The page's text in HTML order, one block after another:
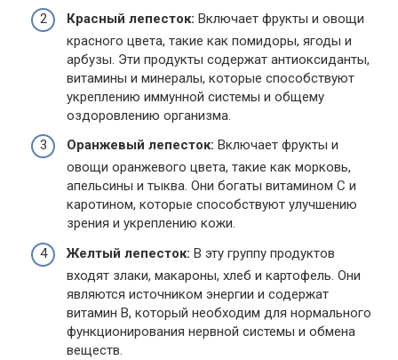
Красный лепесток: Включает фрукты и овощи
красного цвета, такие как помидоры, ягоды и
арбузы. Эти продукты содержат антиоксиданты,
витамины и минералы, которые способствуют
укреплению иммунной системы и общему
оздоровлению организма.
Оранжевый лепесток: Включает фрукты и
овощи оранжевого цвета, такие как морковь,
апельсины и тыква. Они богаты витамином С и
каротином, которые способствуют улучшению
зрения и укреплению кожи.
Желтый лепесток: В эту группу продуктов
входят злаки, макароны, хлеб и картофель. Они
являются источником энергии и содержат
витамин В, который необходим для нормального
функционирования нервной системы и обмена
веществ.